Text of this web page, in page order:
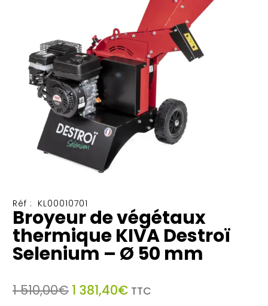
Réf : KL00010701
Broyeur de végétaux
thermique KIVA Destroï
Selenium – Ø 50 mm
1 510,00€ Le
1 381,40€Le
TTC